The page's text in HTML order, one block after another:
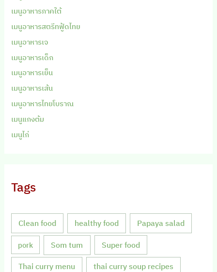
เมนูอาหารภาคใต้
เมนูอาหารสตรีทฟู้ดไทย
เมนูอาหารเจ
เมนูอาหารเด็ก
เมนูอาหารเย็น
เมนูอาหารเส้น
เมนูอาหารไทยโบราณ
เมนูแกงต้ม
เมนูไก่
Tags
Clean food healthy food Papaya salad
pork Som tum Super food
Thai curry menu thai curry soup recipes